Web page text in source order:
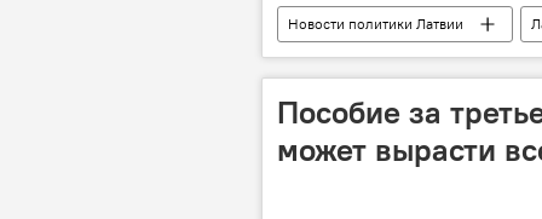
Новости политики Латвии
Мартиньш Бондарс
Ингуна
Латвийское объединение регионов
Новая консервативная партия (НКП)
Пособие за
может вырасти